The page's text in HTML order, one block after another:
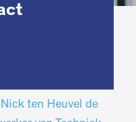
ten Heuvel de